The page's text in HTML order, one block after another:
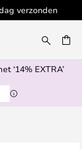
verzonden
‘14% EXTRA’